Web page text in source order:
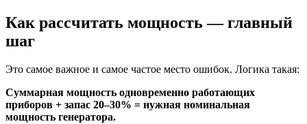
Как рассчитать мощность — главный
шаг
Это самое важное и самое частое место ошибок. Логика такая:
Суммарная мощность одновременно работающих
приборов + запас 20–30% = нужная номинальная
мощность генератора.